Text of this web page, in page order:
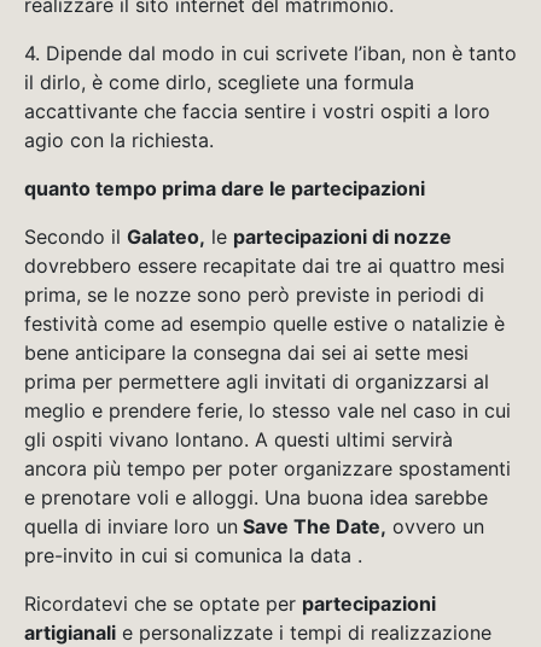
realizzare il sito internet del matrimonio.
4. Dipende dal modo in cui scrivete l’iban, non è tanto
il dirlo, è come dirlo, scegliete una formula
accattivante che faccia sentire i vostri ospiti a loro
agio con la richiesta.
quanto tempo prima dare le partecipazioni
Secondo il Galateo, le partecipazioni di nozze
dovrebbero essere recapitate dai tre ai quattro mesi
prima, se le nozze sono però previste in periodi di
festività come ad esempio quelle estive o natalizie è
bene anticipare la consegna dai sei ai sette mesi
prima per permettere agli invitati di organizzarsi al
meglio e prendere ferie, lo stesso vale nel caso in cui
gli ospiti vivano lontano. A questi ultimi servirà
ancora più tempo per poter organizzare spostamenti
e prenotare voli e alloggi. Una buona idea sarebbe
quella di inviare loro un Save The Date, ovvero un
pre-invito in cui si comunica la data .
Ricordatevi che se optate per partecipazioni
artigianali e personalizzate i tempi di realizzazione